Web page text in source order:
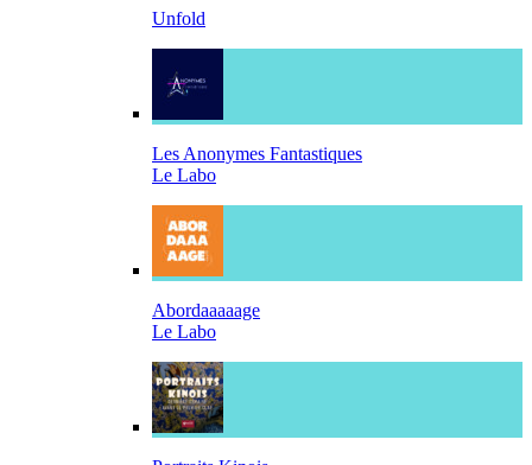
Unfold
Les Anonymes Fantastiques
Le Labo
Abordaaaaage
Le Labo